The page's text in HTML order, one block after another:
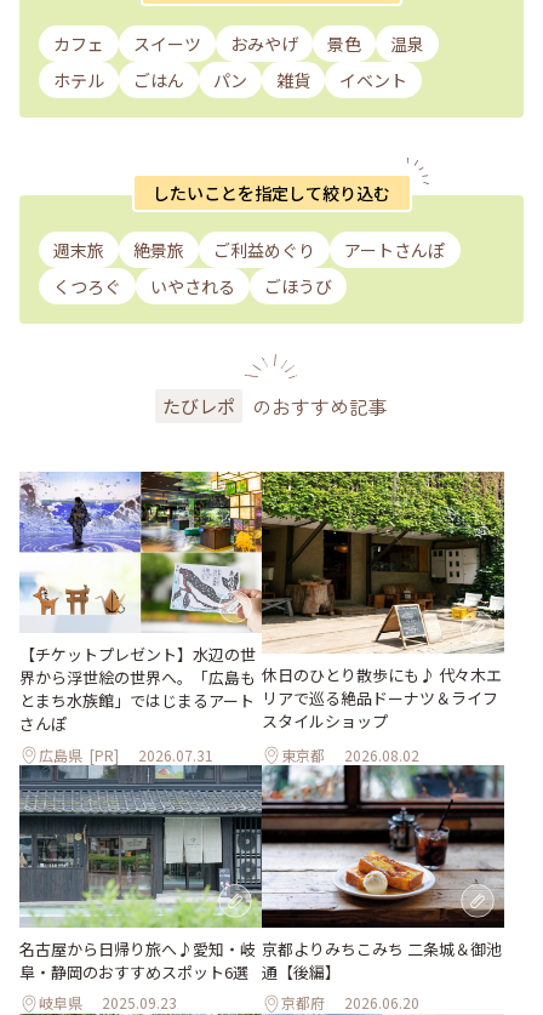
カフェ スイーツ おみやげ 景色
温泉
ホテル
ごはん パン 雑貨 イベント
したいことを指定して絞り込む
週末旅 絶景旅 ご利益めぐり
アートさんぽ
くつろぐ
いやされる ごほうび
たびレポ のおすすめ記事
【チケットプレゼント】水辺の世
界から浮世絵の世界へ。「広島も
とまち水族館」ではじまるアート
さんぽ
広島県 [PR] 2026.07.31
休日のひとり散歩にも♪ 代々木エ
リアで巡る絶品ドーナツ＆ライフ
スタイルショップ
東京都 2026.08.02
名古屋から日帰り旅へ♪愛知・岐
阜・静岡のおすすめスポット6選
岐阜県 2025.09.23
京都よりみちこみち 二条城＆御池
通【後編】
京都府 2026.06.20